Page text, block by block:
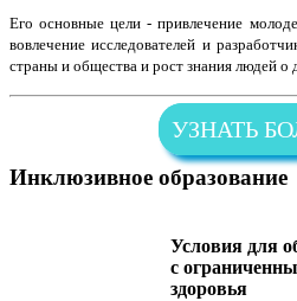
Его основные цели - привлечение
вовлечение исследователей и
страны и общества и рост знания людей о
УЗНАТЬ
Инклюзивное образование
Условия для
с
здоровья